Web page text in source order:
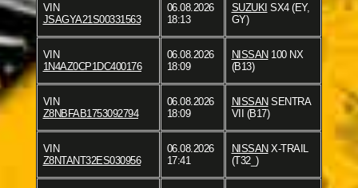
VIN
JSAGYA21S00331563
06.08.2026
18:13
SUZUKI SX4 (EY,
GY)
VIN
1N4AZ0CP1DC400176
06.08.2026
18:09
NISSAN100 NX
(B13)
VIN
Z8NBFAB1753092794
06.08.2026
18:09
NISSANSENTRA
VII (B17)
VIN
Z8NTANT32ES030956
06.08.2026
17:41
NISSANX-TRAIL
(T32_)